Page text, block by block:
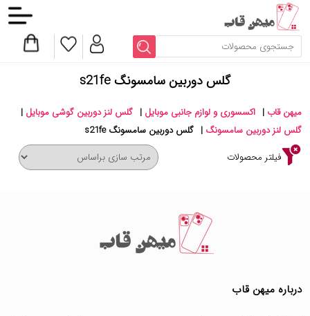
گلس دوربین سامسونگ s21fe
میهن قاب | اکسسوری و لوازم جانبی موبایل | گلس لنز دوربین گوشی موبایل |
گلس لنز دوربین سامسونگ | گلس دوربین سامسونگ s21fe
فیلتر محصولات
درباره میهن قاب